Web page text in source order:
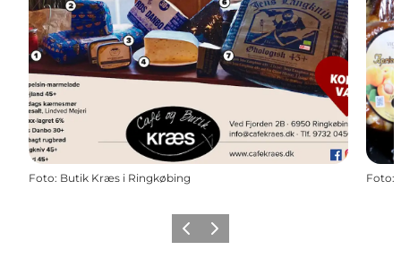
Foto: Butik Kræs i Ringkøbing Foto:
ZurückWeiter